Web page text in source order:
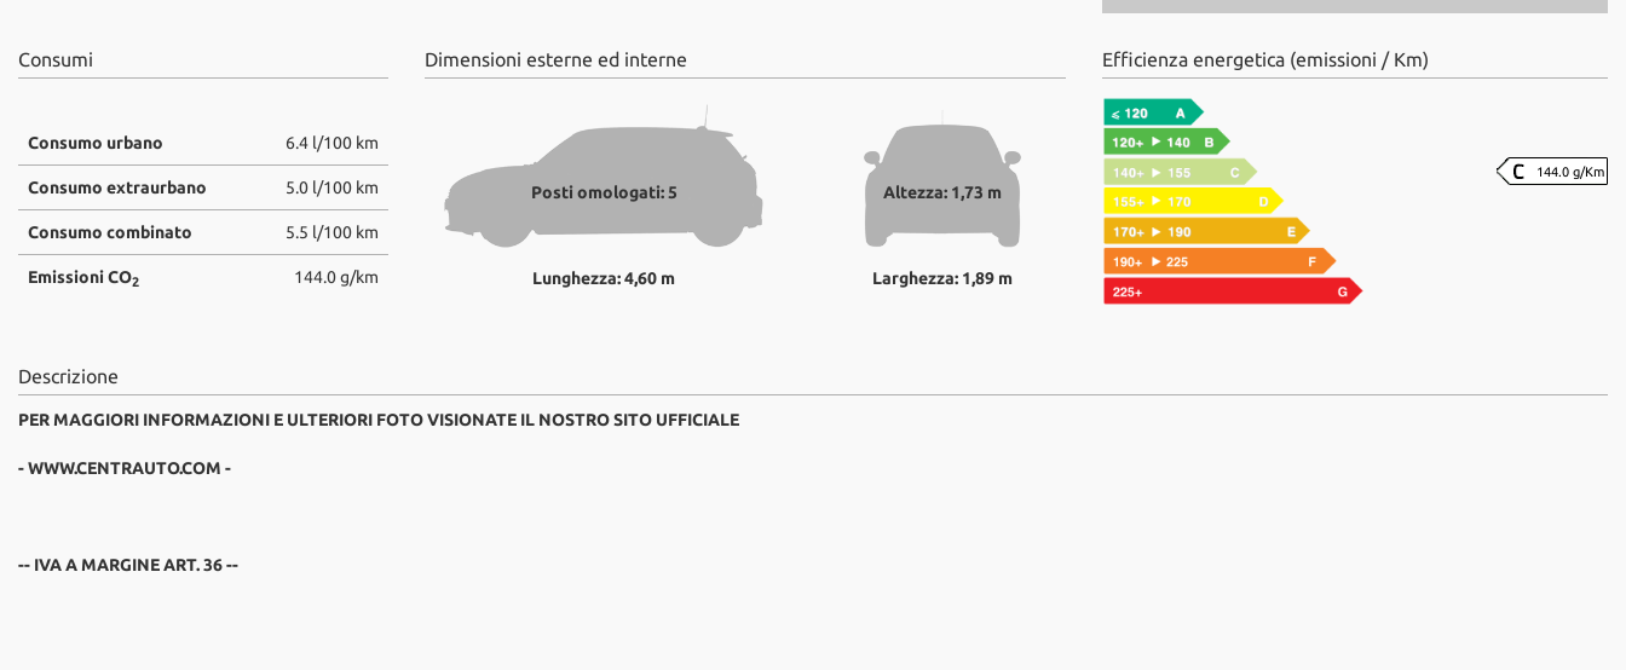
Consumi
Consumo urbano 6.4 l/100 km
Consumo extraurbano 5.0 l/100 km
Consumo combinato 5.5 l/100 km
Emissioni CO2 144.0 g/km
Dimensioni esterne ed interne
Posti omologati: 5
Lunghezza: 4,60 m
Altezza: 1,73 m
Larghezza: 1,89 m
Efficienza energetica (emissioni / Km)
144.0 g/Km
Descrizione
PER MAGGIORI INFORMAZIONI E ULTERIORI FOTO VISIONATE IL NOSTRO SITO UFFICIALE
- WWW.CENTRAUTO.COM -
-- IVA A MARGINE ART. 36 --
Cookie per il miglioramento dell'esperienza utente
Cookie di marketing